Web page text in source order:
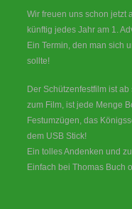
Wir freuen uns schon jetzt
künftig jedes Jahr am 1.
Ein Termin, den man sich
sollte!
Der Schützenfestfilm ist
zum Film, ist jede Menge
Festumzügen, das
dem USB Stick!
Ein tolles Andenken und
Einfach bei Thomas Buch